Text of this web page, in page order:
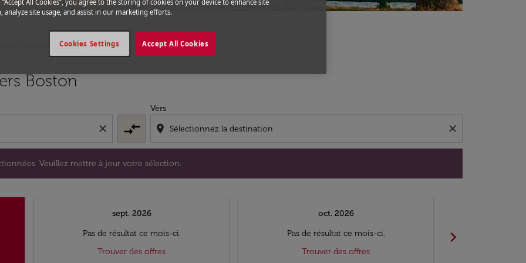
de Vienne a Boston
Boston
close compare_arrows
Vers
location_on close
Veuillez mettre à jour votre sélection.
Veuillez mettre à jour votre sélection.
sept. 2026
Pas de résultat ce mois-ci.
Trouver des offres
oct. 2026
Pas de résultat ce mois-ci.
Trouver des offres
chevron_right
“Accept All Cookies”, you agree to the storing of cookies on your device to enhance site
analyze site usage, and assist in our marketing efforts.
Accept All Cookies
Cookies Settings